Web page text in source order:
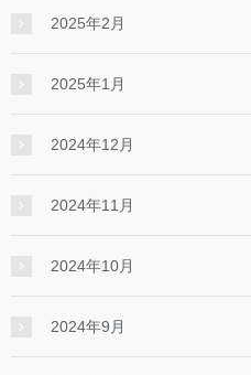
2025年2月
2025年1月
2024年12月
2024年11月
2024年10月
2024年9月